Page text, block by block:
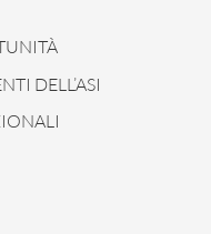
DELL’ASI